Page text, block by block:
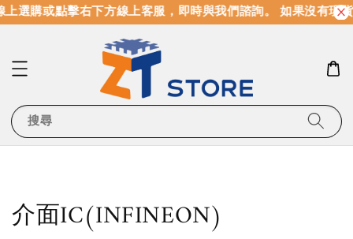
選購或點擊右下方線上客服，即時與我們諮詢。 如果沒有現
搜尋
介面IC(INFINEON)